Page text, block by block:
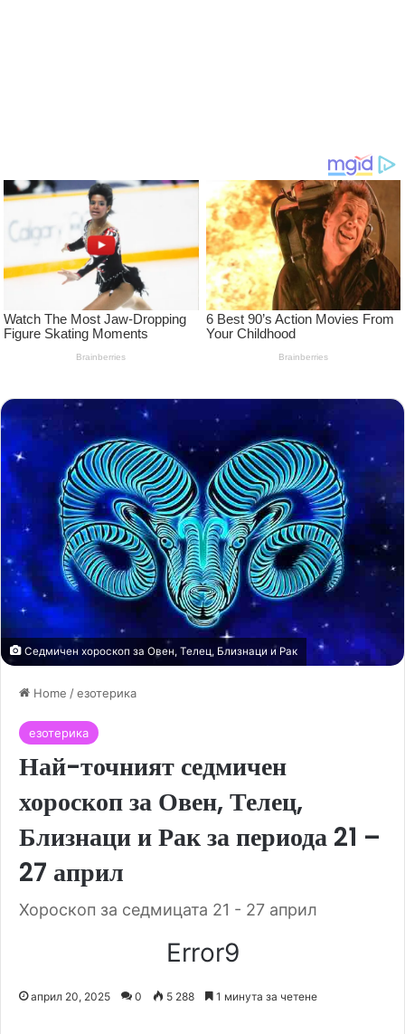
Седмичен хороскоп за Овен, Телец, Близнаци и Рак
Home /езотерика
езотерика
Най-точният седмичен
хороскоп за Овен, Телец,
Близнаци и Рак за периода 21 –
27 април
Хороскоп за седмицата 21 - 27 април
Error9
април 20, 2025 0 5 288 1 минута за четене